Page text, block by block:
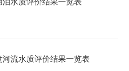
河流水质评价结果一览表